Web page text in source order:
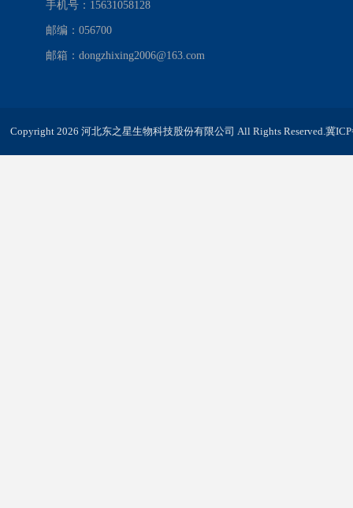
手机号：15631058128
邮编：056700
邮箱：dongzhixing2006@163.com
Copyright 2026 河北东之星生物科技股份有限公司 All Rights Reserved.冀